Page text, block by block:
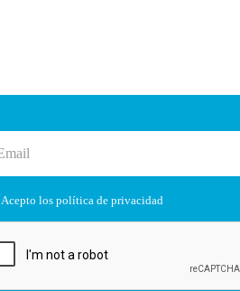
Acepto los política de privacidad